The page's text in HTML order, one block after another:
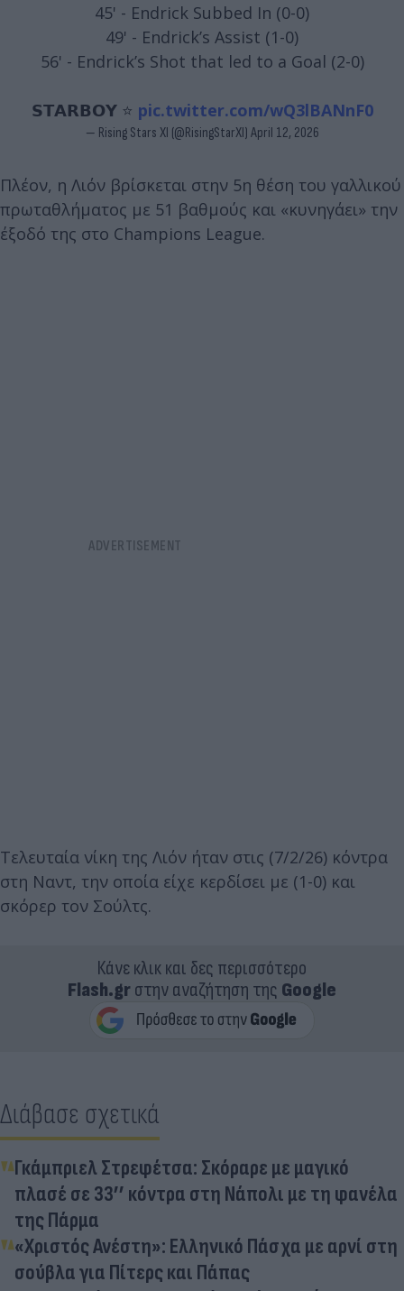
45' - Endrick Subbed In (0-0)
49' - Endrick’s Assist (1-0)
56' - Endrick’s Shot that led to a Goal (2-0)
𝗦𝗧𝗔𝗥𝗕𝗢𝗬 ⭐️ pic.twitter.com/wQ3lBANnF0
— Rising Stars XI (@RisingStarXI) April 12, 2026
Πλέον, η Λιόν βρίσκεται στην 5η θέση του γαλλικού
πρωταθλήματος με 51 βαθμούς και «κυνηγάει» την
έξοδό της στο Champions League.
Τελευταία νίκη της Λιόν ήταν στις (7/2/26) κόντρα
στη Ναντ, την οποία είχε κερδίσει με (1-0) και
σκόρερ τον Σούλτς.
Κάνε κλικ και δες περισσότερο
Flash.grστην αναζήτηση της Google
Διάβασε σχετικά
Γκάμπριελ Στρεφέτσα: Σκόραρε με μαγικό
πλασέ σε 33’’ κόντρα στη Νάπολι με τη φανέλα
της Πάρμα
«Χριστός Ανέστη»: Ελληνικό Πάσχα με αρνί στη
σούβλα για Πίτερς και Πάπας